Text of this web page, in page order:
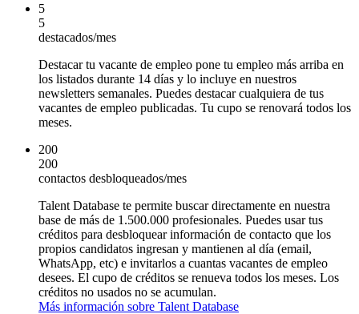
5
5
destacados/mes
Destacar tu vacante de empleo pone tu empleo más arriba en
los listados durante 14 días y lo incluye en nuestros
newsletters semanales. Puedes destacar cualquiera de tus
vacantes de empleo publicadas. Tu cupo se renovará todos los
meses.
200
200
contactos desbloqueados/mes
Talent Database te permite buscar directamente en nuestra
base de más de 1.500.000 profesionales. Puedes usar tus
créditos para desbloquear información de contacto que los
propios candidatos ingresan y mantienen al día (email,
WhatsApp, etc) e invitarlos a cuantas vacantes de empleo
desees. El cupo de créditos se renueva todos los meses. Los
créditos no usados no se acumulan.
Más información sobre Talent Database